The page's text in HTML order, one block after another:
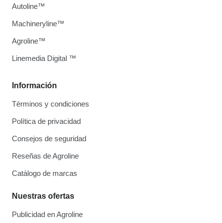
Información
Términos y condiciones
Política de privacidad
Consejos de seguridad
Reseñas de Agroline
Catálogo de marcas
Nuestras ofertas
Publicidad en Agroline
Autoline™
Machineryline™
Agroline™
Linemedia Digital ™